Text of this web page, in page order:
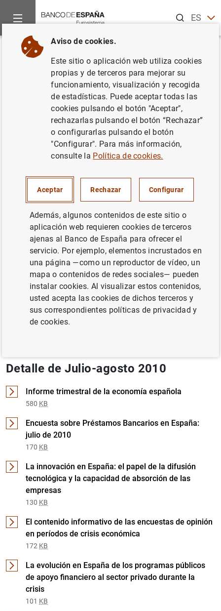
ESEN
Inicio Publicaciones
Volver
Julio-agosto 2010
Serie: Boletín Económico.
TIPOS DE CAMBIO
INSTITUCIONES FINANCIERAS, BANCOS
CRÉDITO FINANZAS EMPRESARIALES
Documento completo
Julio-agosto 2010 (1MB)
Detalle de Julio-agosto 2010
Informe trimestral de la economía española
580 KB
Encuesta sobre Préstamos Bancarios en España:
julio de 2010
170 KB
La innovación en España: el papel de la difusión
tecnológica y la capacidad de absorción de las
empresas
130 KB
El contenido informativo de las encuestas de opinión
en períodos de crisis económica
172 KB
La evolución en España de los programas públicos
de apoyo financiero al sector privado durante la
crisis
101 KB
Aviso de cookies.
Este sitio o aplicación web utiliza cookies
propias y de terceros para mejorar su
funcionamiento, visualización y recogida
de estadísticas. Puede aceptar todas las
cookies pulsando el botón "Aceptar",
rechazarlas pulsando el botón “Rechazar”
o configurarlas pulsando el botón
"Configurar". Para más información,
consulte la Política de cookies.
Aceptar Rechazar Configurar
Además, algunos contenidos de este sitio o
aplicación web requieren cookies de terceros
ajenas al Banco de España para ofrecer el
servicio. Por ejemplo, elementos incrustados en
una página —como un reproductor de vídeo, un
mapa o contenidos de redes sociales— pueden
instalar cookies. Al visualizar estos contenidos,
usted acepta las cookies de dichos terceros y
sus correspondientes políticas de privacidad y
de cookies.